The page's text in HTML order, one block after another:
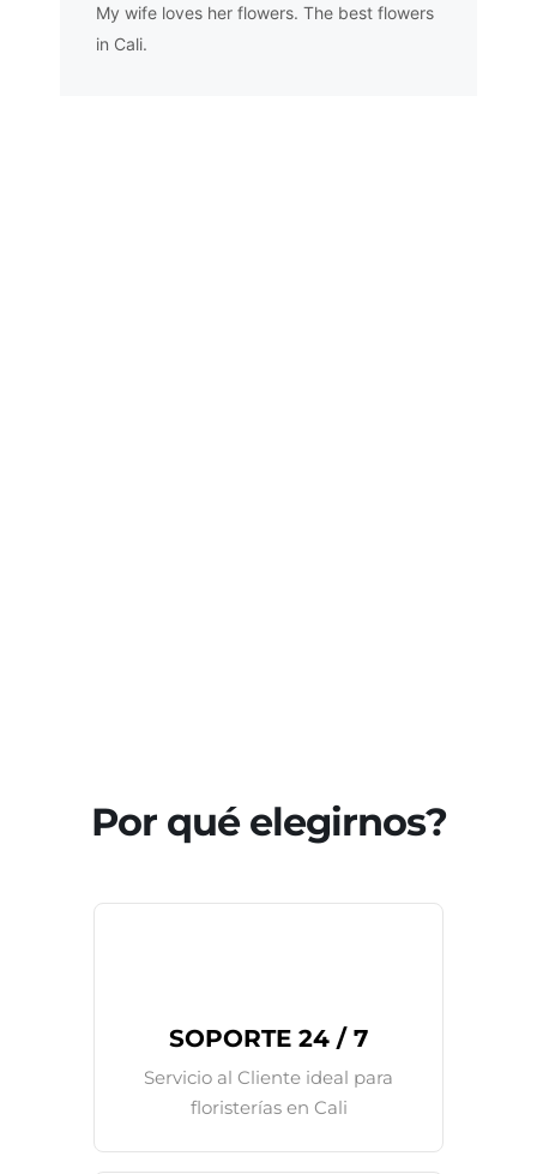
My wife loves her flowers. The best flowers
in Cali.
Por qué elegirnos?
SOPORTE 24 / 7
Servicio al Cliente ideal para
floristerías en Cali